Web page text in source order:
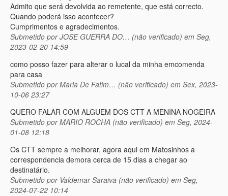
Admito que será devolvida ao remetente, que está correcto.
Quando poderá isso acontecer?
Cumprimentos e agradecimentos.
Submetido porJOSE GUERRA DO… (não verificado) em Seg,
2023-02-20 14:59
como posso fazer para alterar o lucal da minha emcomenda
para casa
Submetido porMaria De Fatim… (não verificado) em Sex, 2023-
10-06 23:27
QUERO FALAR COM ALGUEM DOS CTT A MENINA NOGEIRA
Submetido porMARIO ROCHA (não verificado) em Seg, 2024-
01-08 12:18
Os CTT sempre a melhorar, agora aqui em Matosinhos a
correspondencia demora cerca de 15 dias a chegar ao
destinatário.
Submetido por Valdemar Saraiva (não verificado) em Seg,
2024-07-22 10:14